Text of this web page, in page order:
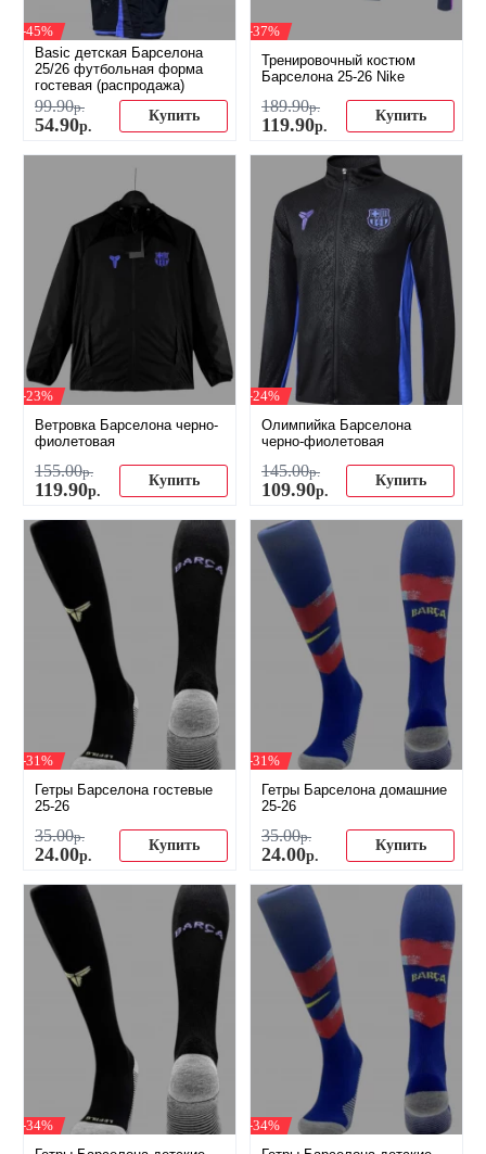
-45%
Basic детская Барселона
25/26 футбольная форма
гостевая (распродажа)
99.90р.
54.90р.
Купить
-37%
Тренировочный костюм
Барселона 25-26 Nike
189.90р.
119.90р.
Купить
-23%
Ветровка Барселона черно-
фиолетовая
155.00р.
119.90р.
Купить
-24%
Олимпийка Барселона
черно-фиолетовая
145.00р.
109.90р.
Купить
-31%
Гетры Барселона гостевые
25-26
35.00р.
24.00р.
Купить
-31%
Гетры Барселона домашние
25-26
35.00р.
24.00р.
Купить
-34%
-34%